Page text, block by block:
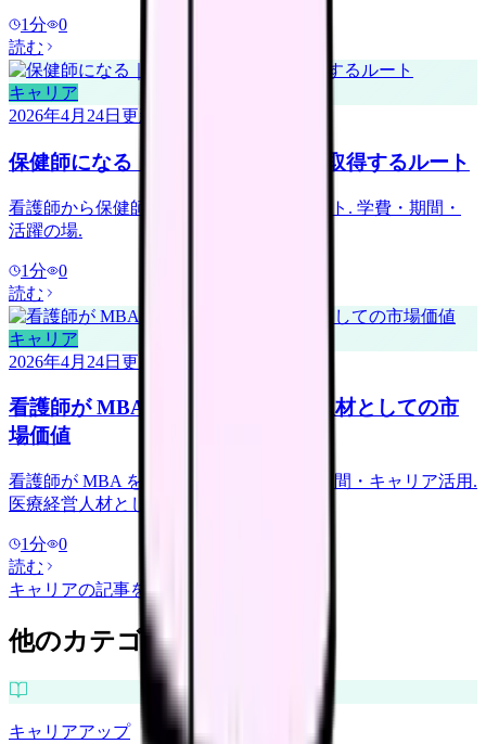
1分
0
読む
キャリア
2026年4月24日 更新
保健師になる｜看護師から+1 年で取得するルート
看護師から保健師を +1 年で取得するルート. 学費・期間・
活躍の場.
1分
0
読む
キャリア
2026年4月24日 更新
看護師が MBA を取る｜医療経営人材としての市
場価値
看護師が MBA を取得する意義・費用・時間・キャリア活用.
医療経営人材としての市場価値.
1分
0
読む
キャリアの記事をもっと見る
他のカテゴリを探す
キャリアアップ